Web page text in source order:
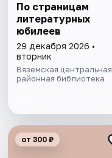
По страницам
литературных
юбилеев
29 декабря 2026 •
вторник
Вяземская центральная
районная библиотека
от 300 ₽